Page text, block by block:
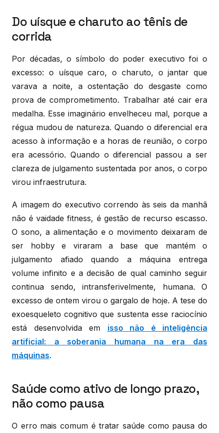
Do uísque e charuto ao tênis de
corrida
Por décadas, o símbolo do poder executivo foi o
excesso: o uísque caro, o charuto, o jantar que
varava a noite, a ostentação do desgaste como
prova de comprometimento. Trabalhar até cair era
medalha. Esse imaginário envelheceu mal, porque a
régua mudou de natureza. Quando o diferencial era
acesso à informação e a horas de reunião, o corpo
era acessório. Quando o diferencial passou a ser
clareza de julgamento sustentada por anos, o corpo
virou infraestrutura.
A imagem do executivo correndo às seis da manhã
não é vaidade fitness, é gestão de recurso escasso.
O sono, a alimentação e o movimento deixaram de
ser hobby e viraram a base que mantém o
julgamento afiado quando a máquina entrega
volume infinito e a decisão de qual caminho seguir
continua sendo, intransferivelmente, humana. O
excesso de ontem virou o gargalo de hoje. A tese do
exoesqueleto cognitivo que sustenta esse raciocínio
está desenvolvida em isso não é inteligência
artificial: a soberania humana na era das
máquinas.
Saúde como ativo de longo prazo,
não como pausa
O erro mais comum é tratar saúde como pausa do